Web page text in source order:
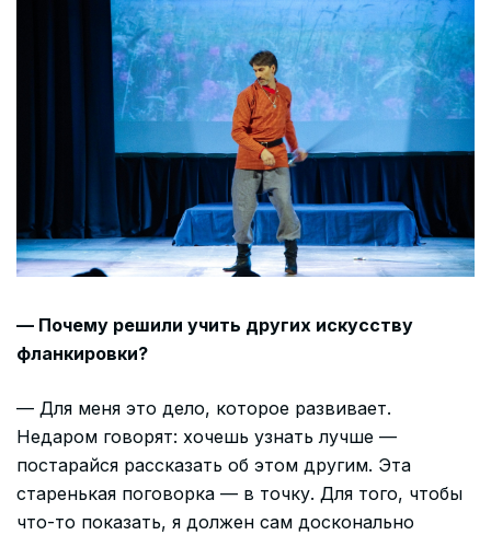
— Почему решили учить других искусству
фланкировки?
— Для меня это дело, которое развивает.
Недаром говорят: хочешь узнать лучше —
постарайся рассказать об этом другим. Эта
старенькая поговорка — в точку. Для того, чтобы
что-то показать, я должен сам досконально